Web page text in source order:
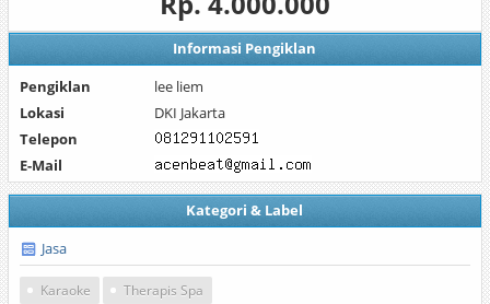
Informasi Pengiklan
Pengiklan
lee liem
Lokasi
DKI Jakarta
Telepon
E-Mail
Kategori & Label
Jasa
Karaoke Therapis Spa